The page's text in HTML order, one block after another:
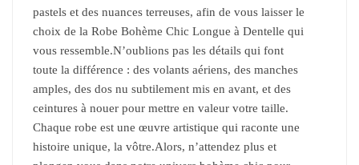
pastels et des nuances terreuses, afin de vous laisser le
choix de la Robe Bohème Chic Longue à Dentelle qui
vous ressemble.N’oublions pas les détails qui font
toute la différence : des volants aériens, des manches
amples, des dos nu subtilement mis en avant, et des
ceintures à nouer pour mettre en valeur votre taille.
Chaque robe est une œuvre artistique qui raconte une
histoire unique, la vôtre.Alors, n’attendez plus et